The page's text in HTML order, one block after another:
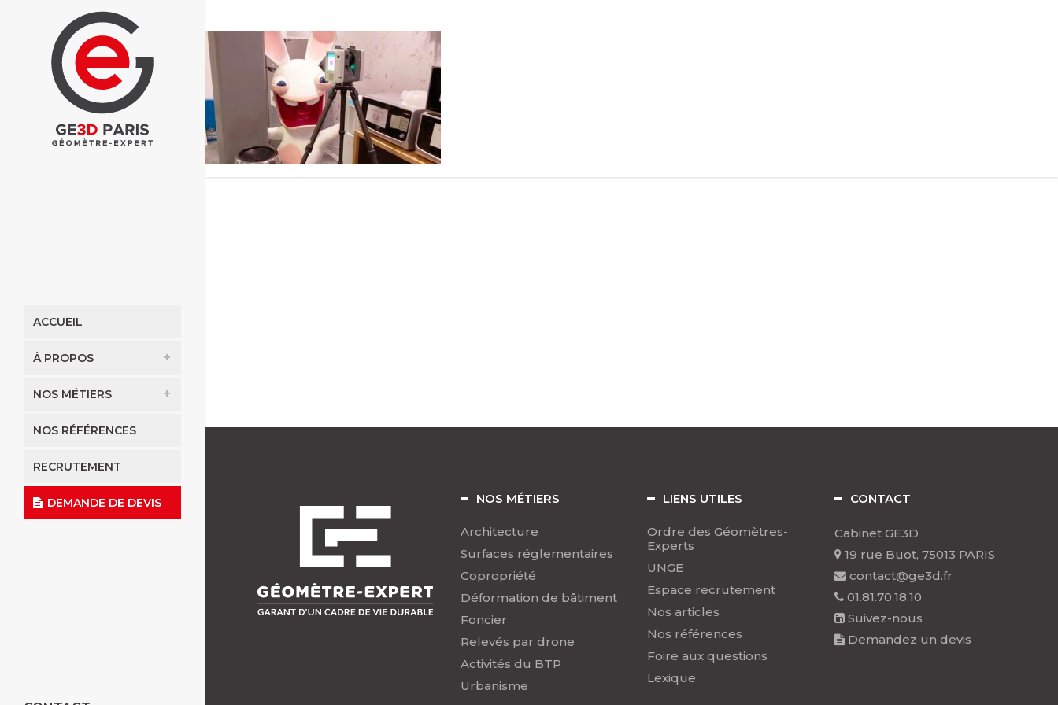
ACCUEIL
À PROPOS
NOS MÉTIERS
NOS RÉFÉRENCES
RECRUTEMENT
DEMANDE DE DEVIS NOS MÉTIERS
Architecture
Surfaces réglementaires
Copropriété
Déformation de bâtiment
Foncier
Relevés par drone
Activités du BTP
Urbanisme
LIENS UTILES
Ordre des Géomètres-
Experts
UNGE
Espace recrutement
Nos articles
Nos références
Foire aux questions
Lexique
CONTACT
Cabinet GE3D
19 rue Buot, 75013 PARIS
contact@ge3d.fr
01.81.70.18.10
Suivez-nous
Demandez un devis